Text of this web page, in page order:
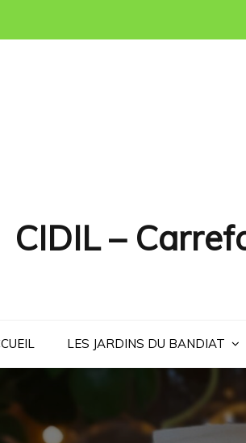
CIDIL –
LES JARDINS DU BANDIAT